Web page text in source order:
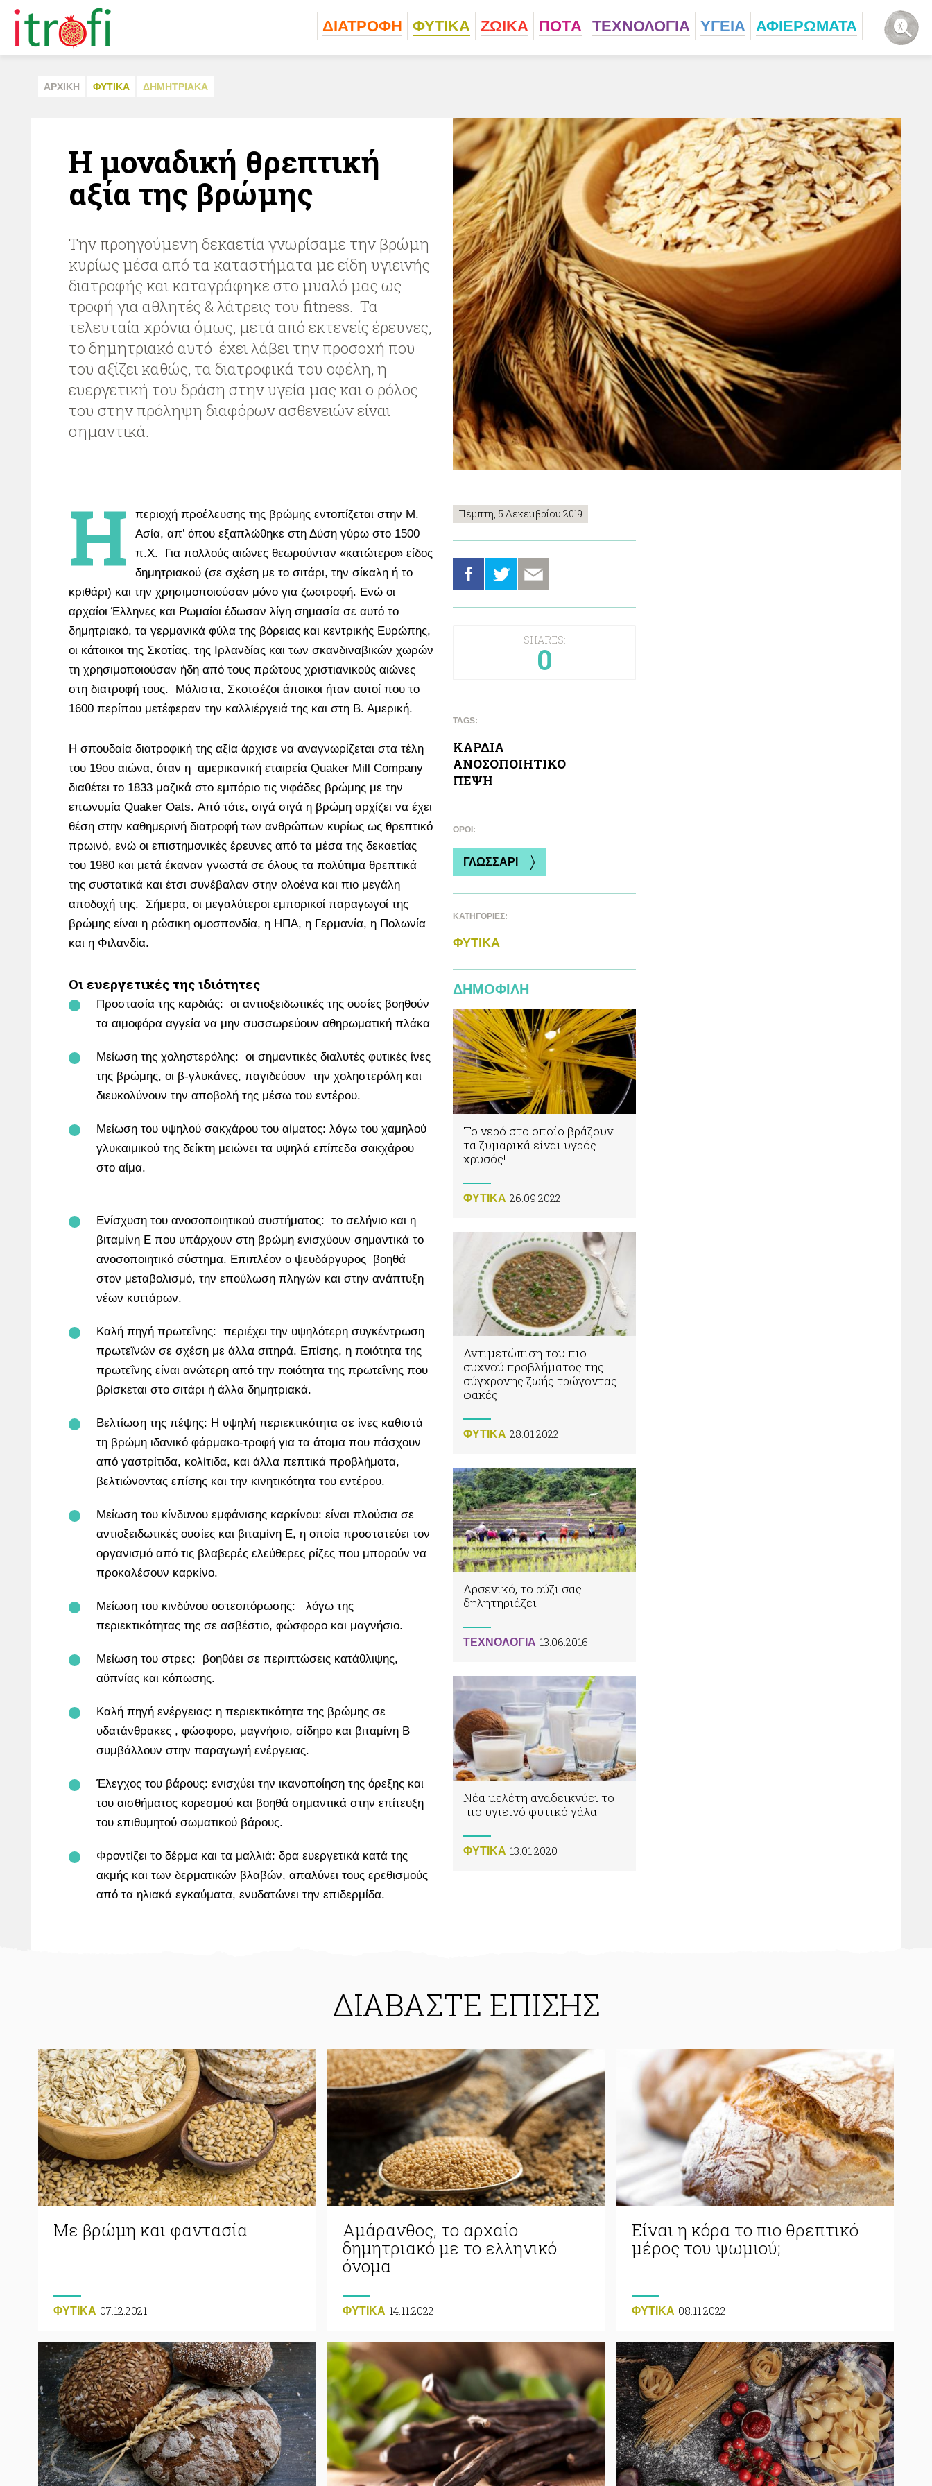
ΔΙΑΤΡΟΦΗ ΦΥΤΙΚA ΖΩΙΚA ΠΟΤA ΤΕΧΝΟΛΟΓΙΑ ΥΓΕΙΑ ΑΦΙΕΡΩΜΑΤΑ
ΑΡΧΙΚΗ ΦΥΤΙΚA ΔΗΜΗΤΡΙΑΚA
Η μοναδική θρεπτική
αξία της βρώμης
Την προηγούμενη δεκαετία γνωρίσαμε την βρώμη
κυρίως μέσα από τα καταστήματα με είδη υγιεινής
διατροφής και καταγράφηκε στο μυαλό μας ως
τροφή για αθλητές & λάτρεις του fitness. Τα
τελευταία χρόνια όμως, μετά από εκτενείς έρευνες,
το δημητριακό αυτό έχει λάβει την προσοχή που
του αξίζει καθώς, τα διατροφικά του οφέλη, η
ευεργετική του δράση στην υγεία μας και ο ρόλος
του στην πρόληψη διαφόρων ασθενειών είναι
σημαντικά.
Πέμπτη, 5 Δεκεμβρίου 2019
SHARES:
0
Η
περιοχή προέλευσης της βρώμης εντοπίζεται στην Μ.
Ασία, απ’ όπου εξαπλώθηκε στη Δύση γύρω στο 1500
π.Χ. Για πολλούς αιώνες θεωρούνταν «κατώτερο» είδος
δημητριακού (σε σχέση με το σιτάρι, την σίκαλη ή το
κριθάρι) και την χρησιμοποιούσαν μόνο για ζωοτροφή. Ενώ οι
αρχαίοι Έλληνες και Ρωμαίοι έδωσαν λίγη σημασία σε αυτό το
δημητριακό, τα γερμανικά φύλα της βόρειας και κεντρικής Ευρώπης,
οι κάτοικοι της Σκοτίας, της Ιρλανδίας και των σκανδιναβικών χωρών
τη χρησιμοποιούσαν ήδη από τους πρώτους χριστιανικούς αιώνες
στη διατροφή τους. Μάλιστα, Σκοτσέζοι άποικοι ήταν αυτοί που το
1600 περίπου μετέφεραν την καλλιέργειά της και στη Β. Αμερική.
Η σπουδαία διατροφική της αξία άρχισε να αναγνωρίζεται στα τέλη
του 19ου αιώνα, όταν η αμερικανική εταιρεία Quaker Mill Company
διαθέτει το 1833 μαζικά στο εμπόριο τις νιφάδες βρώμης με την
επωνυμία Quaker Oats. Από τότε, σιγά σιγά η βρώμη αρχίζει να έχει
θέση στην καθημερινή διατροφή των ανθρώπων κυρίως ως θρεπτικό
πρωινό, ενώ οι επιστημονικές έρευνες από τα μέσα της δεκαετίας
του 1980 και μετά έκαναν γνωστά σε όλους τα πολύτιμα θρεπτικά
της συστατικά και έτσι συνέβαλαν στην ολοένα και πιο μεγάλη
αποδοχή της. Σήμερα, οι μεγαλύτεροι εμπορικοί παραγωγοί της
βρώμης είναι η ρώσικη ομοσπονδία, η ΗΠΑ, η Γερμανία, η Πολωνία
και η Φιλανδία.
Οι ευεργετικές της ιδιότητες
Προστασία της καρδιάς: οι αντιοξειδωτικές της ουσίες βοηθούν
τα αιμοφόρα αγγεία να μην συσσωρεύουν αθηρωματική πλάκα
Μείωση της χοληστερόλης: οι σημαντικές διαλυτές φυτικές ίνες
της βρώμης, οι β-γλυκάνες, παγιδεύουν την χοληστερόλη και
διευκολύνουν την αποβολή της μέσω του εντέρου.
Μείωση του υψηλού σακχάρου του αίματος: λόγω του χαμηλού
γλυκαιμικού της δείκτη μειώνει τα υψηλά επίπεδα σακχάρου
στο αίμα.
Ενίσχυση του ανοσοποιητικού συστήματος: το σελήνιο και η
βιταμίνη Ε που υπάρχουν στη βρώμη ενισχύουν σημαντικά το
ανοσοποιητικό σύστημα. Επιπλέον ο ψευδάργυρος βοηθά
στον μεταβολισμό, την επούλωση πληγών και στην ανάπτυξη
νέων κυττάρων.
Καλή πηγή πρωτεΐνης: περιέχει την υψηλότερη συγκέντρωση
πρωτεϊνών σε σχέση με άλλα σιτηρά. Επίσης, η ποιότητα της
πρωτεΐνης είναι ανώτερη από την ποιότητα της πρωτεΐνης που
βρίσκεται στο σιτάρι ή άλλα δημητριακά.
Βελτίωση της πέψης: Η υψηλή περιεκτικότητα σε ίνες καθιστά
τη βρώμη ιδανικό φάρμακο-τροφή για τα άτομα που πάσχουν
από γαστρίτιδα, κολίτιδα, και άλλα πεπτικά προβλήματα,
βελτιώνοντας επίσης και την κινητικότητα του εντέρου.
Μείωση του κίνδυνου εμφάνισης καρκίνου: είναι πλούσια σε
αντιοξειδωτικές ουσίες και βιταμίνη E, η οποία προστατεύει τον
οργανισμό από τις βλαβερές ελεύθερες ρίζες που μπορούν να
προκαλέσουν καρκίνο.
Μείωση του κινδύνου οστεοπόρωσης: λόγω της
περιεκτικότητας της σε ασβέστιο, φώσφορο και μαγνήσιο.
Μείωση του στρες: βοηθάει σε περιπτώσεις κατάθλιψης,
αϋπνίας και κόπωσης.
Καλή πηγή ενέργειας: η περιεκτικότητα της βρώμης σε
υδατάνθρακες , φώσφορο, μαγνήσιο, σίδηρο και βιταμίνη Β
συμβάλλουν στην παραγωγή ενέργειας.
Έλεγχος του βάρους: ενισχύει την ικανοποίηση της όρεξης και
του αισθήματος κορεσμού και βοηθά σημαντικά στην επίτευξη
του επιθυμητού σωματικού βάρους.
Φροντίζει το δέρμα και τα μαλλιά: δρα ευεργετικά κατά της
ακμής και των δερματικών βλαβών, απαλύνει τους ερεθισμούς
από τα ηλιακά εγκαύματα, ενυδατώνει την επιδερμίδα.
TAGS:
ΚΑΡΔΙA
ΑΝΟΣΟΠΟΙΗΤΙΚΟ
ΠΕΨΗ
ΌΡΟΙ:
ΓΛΩΣΣΑΡΙ
ΚΑΤΗΓΟΡΙΕΣ:
ΦΥΤΙΚA
ΔΗΜΟΦΙΛΗ
Το νερό στο οποίο βράζουν
τα ζυμαρικά είναι υγρός
χρυσός!
ΦΥΤΙΚA 26.09.2022
Αντιμετώπιση του πιο
συχνού προβλήματος της
σύγχρονης ζωής τρώγοντας
φακές!
ΦΥΤΙΚA 28.01.2022
Αρσενικό, το ρύζι σας
δηλητηριάζει
ΤΕΧΝΟΛΟΓΙΑ 13.06.2016
Νέα μελέτη αναδεικνύει το
πιο υγιεινό φυτικό γάλα
ΦΥΤΙΚA 13.01.2020
ΔΙΑΒΑΣΤΕ ΕΠΙΣΗΣ
Με βρώμη και φαντασία
ΦΥΤΙΚA 07.12.2021
Αμάρανθος, το αρχαίο
δημητριακό με το ελληνικό
όνομα
ΦΥΤΙΚA 14.11.2022
Είναι η κόρα το πιο θρεπτικό
μέρος του ψωμιού;
ΦΥΤΙΚA 08.11.2022